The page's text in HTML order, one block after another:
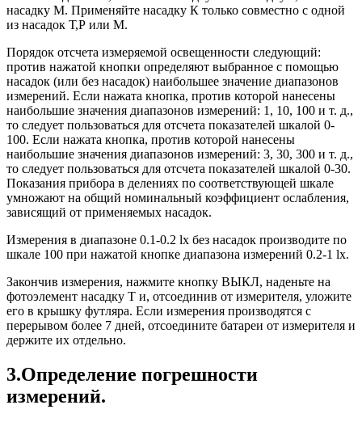
насадку М. Применяйте насадку К только совместно с одной
из насадок Т,Р или М.
Порядок отсчета измеряемой освещенности следующий:
против нажатой кнопки определяют выбранное с помощью
насадок (или без насадок) наибольшее значение диапазонов
измерений. Если нажата кнопка, против которой нанесены
наибольшие значения диапазонов измерений: 1, 10, 100 и т. д.,
то следует пользоваться для отсчета показателей шкалой 0-
100. Если нажата кнопка, против которой нанесены
наибольшие значения диапазонов измерений: 3, 30, 300 и т. д.,
то следует пользоваться для отсчета показателей шкалой 0-30.
Показания прибора в делениях по соответствующей шкале
умножают на общий номинальный коэффициент ослабления,
зависящий от применяемых насадок.
Измерения в диапазоне 0.1-0.2 lx без насадок производите по
шкале 100 при нажатой кнопке диапазона измерений 0.2-1 lx.
Закончив измерения, нажмите кнопку ВЫКЛ, наденьте на
фотоэлемент насадку Т и, отсоединив от измерителя, уложите
его в крышку футляра. Если измерения производятся с
перерывом более 7 дней, отсоедините батареи от измерителя и
держите их отдельно.
3.Определение погрешности
измерений.